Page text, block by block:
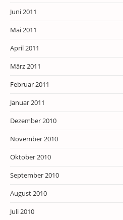
Juni 2011
Mai 2011
April 2011
März 2011
Februar 2011
Januar 2011
Dezember 2010
November 2010
Oktober 2010
September 2010
August 2010
Juli 2010